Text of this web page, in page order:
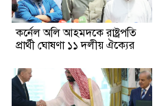
কর্নেল অলি আহমদকে রাষ্ট্রপতি
প্রার্থী ঘোষণা ১১ দলীয় ঐক্যের